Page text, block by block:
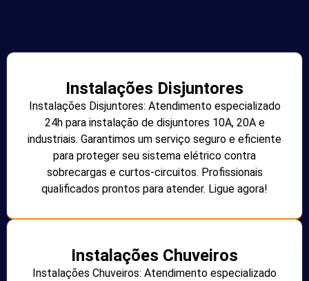
Instalações Disjuntores
Instalações Disjuntores: Atendimento especializado
24h para instalação de disjuntores 10A, 20A e
industriais. Garantimos um serviço seguro e eficiente
para proteger seu sistema elétrico contra
sobrecargas e curtos-circuitos. Profissionais
qualificados prontos para atender. Ligue agora!
Instalações Chuveiros
Instalações Chuveiros: Atendimento especializado